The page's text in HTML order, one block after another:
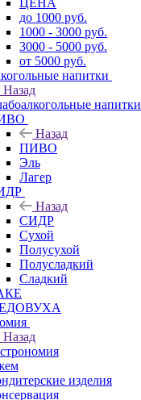
ЦЕНА
до 1000 руб.
1000 - 3000 руб.
3000 - 5000 руб.
от 5000 руб.
напитки
Назад
напитки
Назад
ПИВО
Эль
Лагер
Назад
СИДР
Сухой
Полусухой
Полусладкий
Сладкий
Назад
изделия